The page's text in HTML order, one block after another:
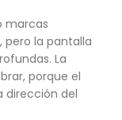
marcas
pero la pantalla
La
porque el
dirección del